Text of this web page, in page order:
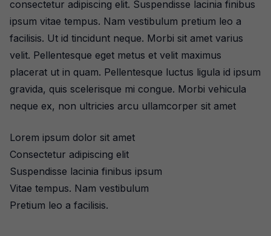
consectetur adipiscing elit. Suspendisse lacinia finibus
ipsum vitae tempus. Nam vestibulum pretium leo a
facilisis. Ut id tincidunt neque. Morbi sit amet varius
velit. Pellentesque eget metus et velit maximus
placerat ut in quam. Pellentesque luctus ligula id ipsum
gravida, quis scelerisque mi congue. Morbi vehicula
neque ex, non ultricies arcu ullamcorper sit amet
Lorem ipsum dolor sit amet
Consectetur adipiscing elit
Suspendisse lacinia finibus ipsum
Vitae tempus. Nam vestibulum
Pretium leo a facilisis.